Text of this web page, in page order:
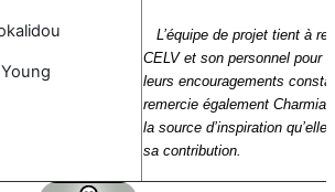
L’équipe de projet tient à
CELV et son personnel pour
leurs encouragements
remercie également
la source d’inspiration qu’elle
sa contribution.